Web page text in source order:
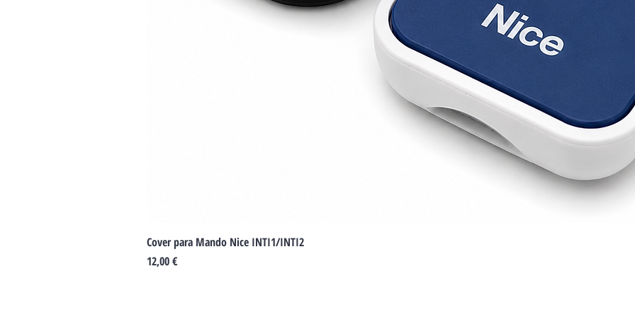
Cover para Mando Nice INTI1/INTI2
Preu
12,00 €